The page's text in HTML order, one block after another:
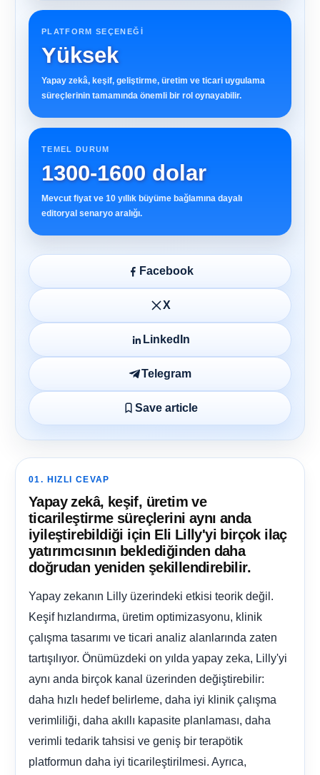
PLATFORM SEÇENEĞI
Yüksek
Yapay zekâ, keşif, geliştirme, üretim ve ticari uygulama
süreçlerinin tamamında önemli bir rol oynayabilir.
TEMEL DURUM
1300-1600 dolar
Mevcut fiyat ve 10 yıllık büyüme bağlamına dayalı
editoryal senaryo aralığı.
Facebook
X
LinkedIn
Telegram
Save article
01. HIZLI CEVAP
Yapay zekâ, keşif, üretim ve
ticarileştirme süreçlerini aynı anda
iyileştirebildiği için Eli Lilly'yi birçok ilaç
yatırımcısının beklediğinden daha
doğrudan yeniden şekillendirebilir.
Yapay zekanın Lilly üzerindeki etkisi teorik değil.
Keşif hızlandırma, üretim optimizasyonu, klinik
çalışma tasarımı ve ticari analiz alanlarında zaten
tartışılıyor. Önümüzdeki on yılda yapay zeka, Lilly'yi
aynı anda birçok kanal üzerinden değiştirebilir:
daha hızlı hedef belirleme, daha iyi klinik çalışma
verimliliği, daha akıllı kapasite planlaması, daha
verimli tedarik tahsisi ve geniş bir terapötik
platformun daha iyi ticarileştirilmesi. Ayrıca,